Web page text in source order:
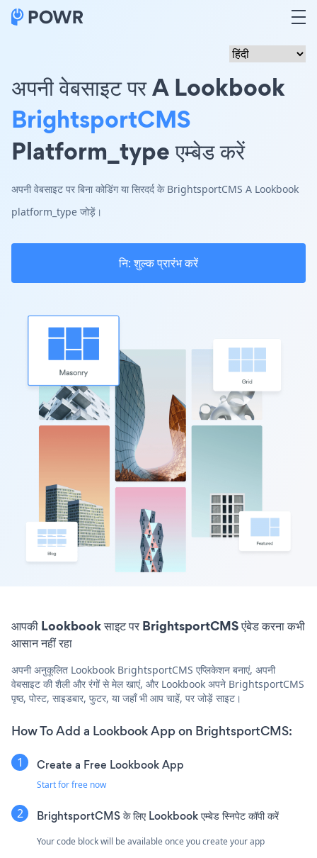
अपनी वेबसाइट पर A Lookbook
BrightsportCMS
Platform_type एम्बेड करें
अपनी वेबसाइट पर बिना कोडिंग या सिरदर्द के BrightsportCMS A Lookbook
platform_type जोड़ें।
नि: शुल्क प्रारंभ करें
आपकी Lookbook साइट पर BrightsportCMS एंबेड करना कभी
आसान नहीं रहा
अपनी अनुकूलित Lookbook BrightsportCMS एप्लिकेशन बनाएं, अपनी
वेबसाइट की शैली और रंगों से मेल खाएं, और Lookbook अपने BrightsportCMS
पृष्ठ, पोस्ट, साइडबार, फुटर, या जहाँ भी आप चाहें, पर जोड़ें साइट।
How To Add a Lookbook App on BrightsportCMS:
Create a Free Lookbook App
Start for free now
BrightsportCMS के लिए Lookbook एम्बेड स्निपेट कॉपी करें
Your code block will be available once you create your app